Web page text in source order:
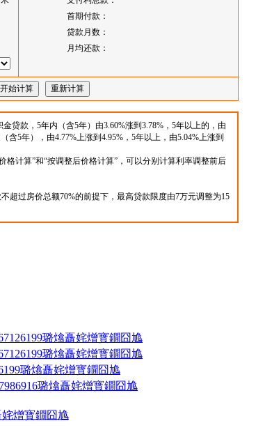
璐熻矗姹熷寳鐗囧尯
璐熻矗姹熷寳鐗囧尯
璐熻矗姹熷寳鐗囧尯
璐熻矗姹熷寳鐗囧尯
熷寳鐗囧尯